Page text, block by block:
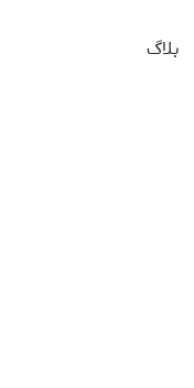
بلاگ